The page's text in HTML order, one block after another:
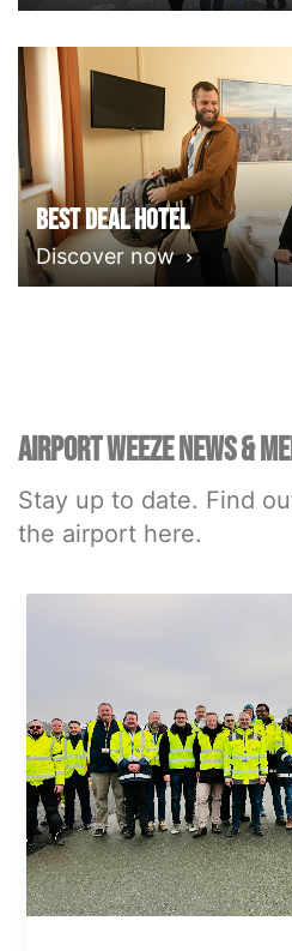
Best deal Hotel
Discover now
AIRPORT WEEZE NEWS &
Stay up to date. Find
the airport here.